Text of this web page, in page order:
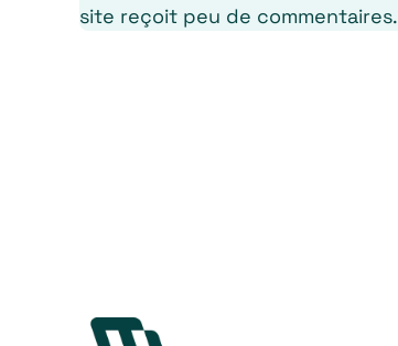
site reçoit peu de commentaires.